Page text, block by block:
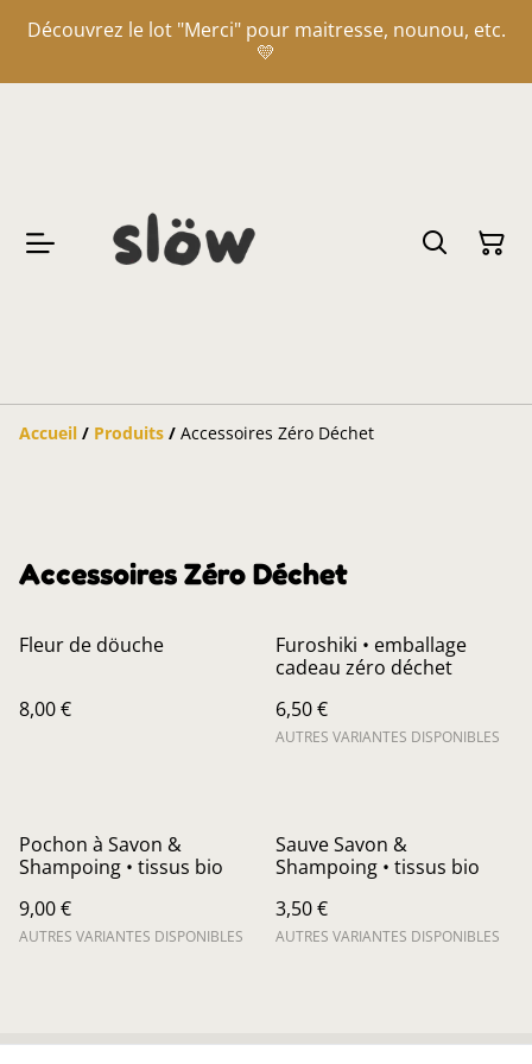
Découvrez le lot "Merci" pour maitresse, nounou, etc.
💛
Accueil / Produits / Accessoires Zéro Déchet
Accessoires Zéro Déchet
Fleur de döuche
8,00 €
Furoshiki • emballage
cadeau zéro déchet
6,50 €
AUTRES VARIANTES DISPONIBLES
Pochon à Savon &
Shampoing • tissus bio
9,00 €
AUTRES VARIANTES DISPONIBLES
Sauve Savon &
Shampoing • tissus bio
3,50 €
AUTRES VARIANTES DISPONIBLES